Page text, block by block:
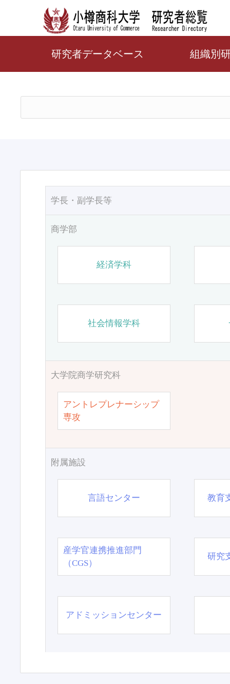
研究者データベース 組織別
学長・副学長等
商学部
経済学科
社会情報学科
大学院商学研究科
アントレプレナーシップ
専攻
附属施設
言語センター 教育
産学官連携推進部門
（CGS）
研究
アドミッションセンター